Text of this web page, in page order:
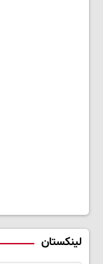
لینکستان